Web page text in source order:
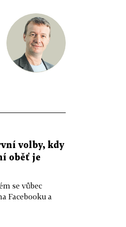
volby, kdy
oběť je
se vůbec
Facebooku a